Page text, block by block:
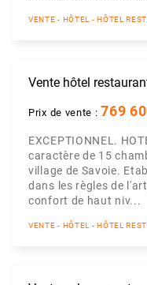
VENTE - HÔTEL - HÔTEL
Vente hôtel
Prix de vente : 769
EXCEPTIONNEL.
caractère de 15
village de Savoie.
dans les règles de
confort de haut niv...
VENTE - HÔTEL - HÔTEL